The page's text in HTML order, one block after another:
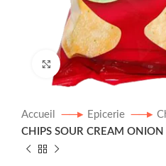
Click to enlarge
Accueil Epicerie
CHIPS SOUR CREAM